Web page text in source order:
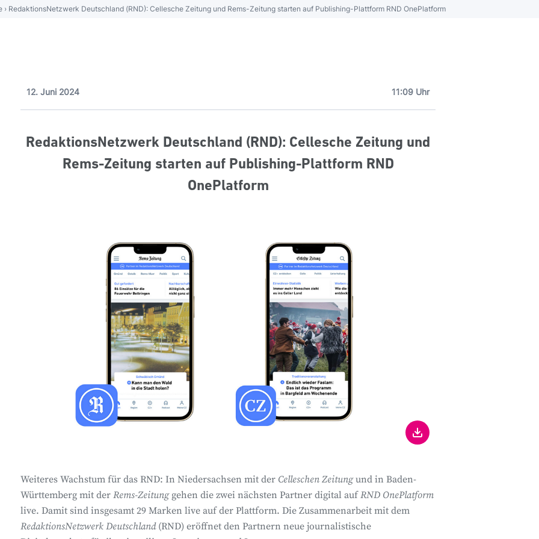
› RedaktionsNetzwerk Deutschland (RND): Cellesche Zeitung und Rems-Zeitung starten auf Publishing-Plattform RND OnePlatform
12. Juni 2024 11:09 Uhr
RedaktionsNetzwerk Deutschland (RND): Cellesche Zeitung und
Rems-Zeitung starten auf Publishing-Plattform RND
OnePlatform
Weiteres Wachstum für das RND: In Niedersachsen mit der Celleschen Zeitungund in Baden-
Württemberg mit der Rems-Zeitunggehen die zwei nächsten Partner digital aufRND OnePlatform
live. Damit sind insgesamt 29 Marken live auf der Plattform. Die Zusammenarbeit mit dem
RedaktionsNetzwerk Deutschland(RND) eröffnet den Partnern neue journalistische